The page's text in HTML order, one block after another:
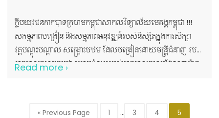
ក្លឹបយុវជនកាកបាទក្រហមកម្ពុជាសាកលវិទ្យាល័យមេគង្គកម្ពុជា !!!
សកម្មភាពបង្រៀន និងសម្មភាពអនុវឌ្ឍន៏របស់និស្សិតក្នុងការសិក្សា
វគ្គបណ្តុះបណ្តាល សង្រ្គោះបឋម ដែលបង្រៀនដោយមន្ត្រីជំនាញ របស់
កាកបាទក្រហមកម្ពុជា ក្រោមជំនួយរបស់កាកបាទក្រហមដែនណាម៉ាក
Read more ›
« Previous Page 1 … 3 4 5